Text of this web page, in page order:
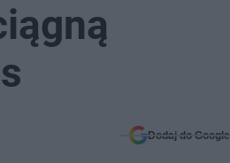
Dodaj do Google